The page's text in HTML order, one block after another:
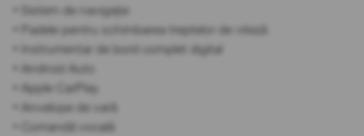
• Sistem de navigație
• Padele pentru schimbarea treptelor de viteză
• Instrumentar de bord complet digital
• Android Auto
• Apple CarPlay
• Anvelope de vară
• Comandă vocală